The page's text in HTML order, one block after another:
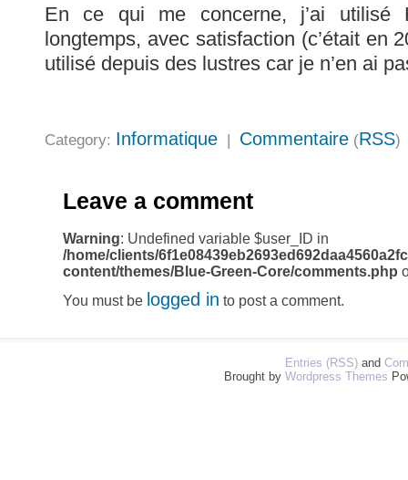
En ce qui me concerne, j’ai
longtemps, avec satisfaction (c’était en
utilisé depuis des lustres car je n’en ai
Category: Informatique | Commentaire (RSS
Leave a comment
Warning: Undefined variable $user_ID in
/home/clients/
content/themes/Blue-Green-Core/comments.php
You must be logged in to post a comment.
Entries (RSS)and
Brought by Wordpress Themes